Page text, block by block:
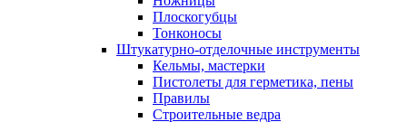
Плоскогубцы
Тонконосы
Штукатурно-отделочные инструменты
Кельмы, мастерки
Пистолеты для герметика, пены
Правилы
Строительные ведра